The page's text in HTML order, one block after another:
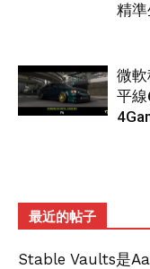
精
微
平
最近的帖子
Stable Vaults是